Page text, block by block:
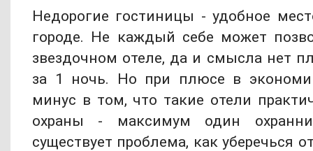
Недорогие гостиницы - удобное
городе. Не каждый себе может
звездочном отеле, да и смысла нет
за 1 ночь. Но при плюсе в
минус в том, что такие отели
охраны - максимум один
существует проблема, как уберечься